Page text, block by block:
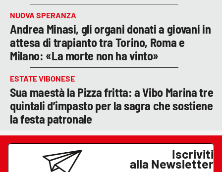
NUOVA SPERANZA
Andrea Minasi, gli organi donati a giovani in
attesa di trapianto tra Torino, Roma e
Milano: «La morte non ha vinto»
ESTATE VIBONESE
Sua maestà la Pizza fritta: a Vibo Marina tre
quintali d’impasto per la sagra che sostiene
la festa patronale
Iscriviti
alla Newsletter